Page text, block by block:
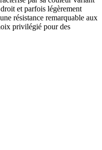
et parfois légèrement
résistance remarquable aux
privilégié pour des